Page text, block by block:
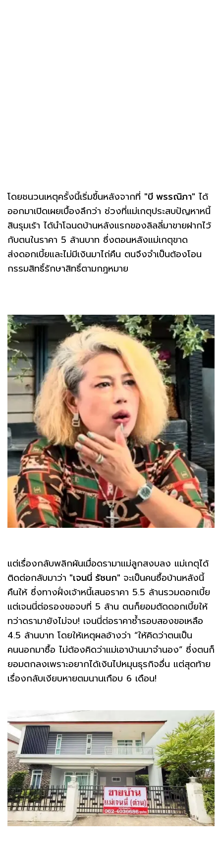
โดยชนวนเหตุครั้งนี้เริ่มขึ้นหลังจากที่ "บี พรรณิภา" ได้
ออกมาเปิดเผยเบื้องลึกว่า ช่วงที่แม่เกตุประสบปัญหาหนี้
สินรุมเร้า ได้นำโฉนดบ้านหลังแรกของลิลลี่มาขายฝากไว้
กับตนในราคา 5 ล้านบาท ซึ่งตอนหลังแม่เกตุขาด
ส่งดอกเบี้ยและไม่มีเงินมาไถ่คืน ตนจึงจำเป็นต้องโอน
กรรมสิทธิ์รักษาสิทธิ์ตามกฎหมาย
แต่เรื่องกลับพลิกผันเมื่อดรามาแม่ลูกสงบลง แม่เกตุได้
ติดต่อกลับมาว่า "เจนนี่ รัชนก" จะเป็นคนซื้อบ้านหลังนี้
คืนให้ ซึ่งทางฝั่งเจ้าหนี้เสนอราคา 5.5 ล้านรวมดอกเบี้ย
แต่เจนนี่ต่อรองขอจบที่ 5 ล้าน ตนก็ยอมตัดดอกเบี้ยให้
ทว่าดรามายังไม่จบ! เจนนี่ต่อราคาซ้ำรอบสองขอเหลือ
4.5 ล้านบาท โดยให้เหตุผลอ้างว่า “ให้คิดว่าตนเป็น
คนนอกมาซื้อ ไม่ต้องคิดว่าแม่เอาบ้านมาจำนอง” ซึ่งตนก็
ยอมตกลงเพราะอยากได้เงินไปหมุนธุรกิจอื่น แต่สุดท้าย
เรื่องกลับเงียบหายตมนานเกือบ 6 เดือน!